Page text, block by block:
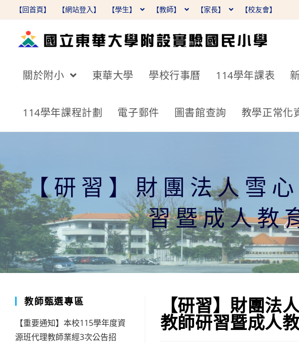
【回首頁】 【網站登入】 【學生】 【教師】 【家長】 【校友會】
關於附小 東華大學 學校行事曆 114學年課表
114學年課程計劃 電子郵件 圖書館查詢 教學正常化
【研習】財團法人雪
習暨成人教
【研習】財團法
教師研習暨成人
教師甄選專區
【重要通知】本校115學年度資
源班代理教師業經3次公告招